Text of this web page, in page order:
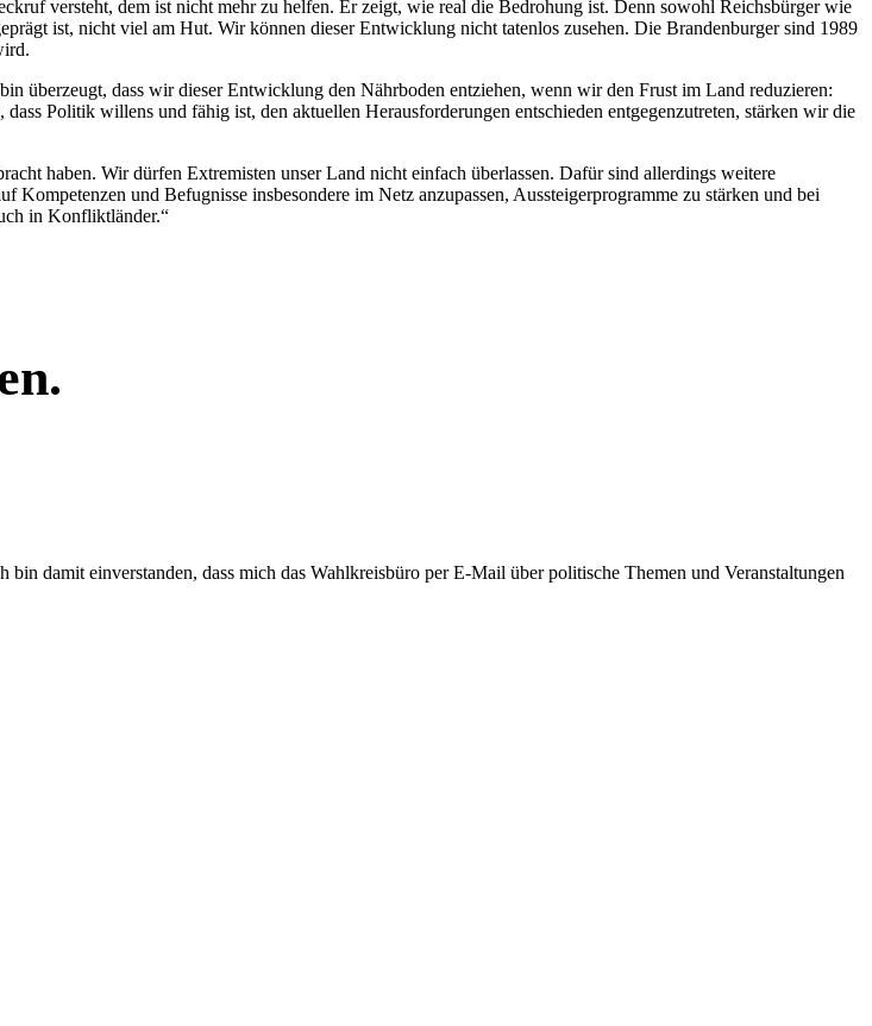
versteht, dem ist nicht mehr zu helfen. Er zeigt, wie real die Bedrohung ist. Denn sowohl Reichsbürger wie
ist, nicht viel am Hut. Wir können dieser Entwicklung nicht tatenlos zusehen. Die Brandenburger sind 1989
überzeugt, dass wir dieser Entwicklung den Nährboden entziehen, wenn wir den Frust im Land reduzieren:
Politik willens und fähig ist, den aktuellen Herausforderungen entschieden entgegenzutreten, stärken wir die
haben. Wir dürfen Extremisten unser Land nicht einfach überlassen. Dafür sind allerdings weitere
und Befugnisse insbesondere im Netz anzupassen, Aussteigerprogramme zu stärken und bei
in Konfliktländer.“
bin damit einverstanden, dass mich das Wahlkreisbüro per E-Mail über politische Themen und Veranstaltungen